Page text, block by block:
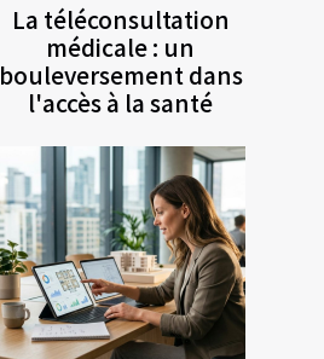
La téléconsultation
médicale : un
bouleversement dans
l'accès à la santé